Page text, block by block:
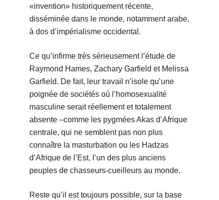
«invention» historiquement récente,
disséminée dans le monde, notamment arabe,
à dos d’impérialisme occidental.
Ce qu’infirme très sérieusement l’étude de
Raymond Hames, Zachary Garfield et Melissa
Garfield. De fait, leur travail n’isole qu’une
poignée de sociétés où l’homosexualité
masculine serait réellement et totalement
absente –comme les pygmées Akas d’Afrique
centrale, qui ne semblent pas non plus
connaître la masturbation ou les Hadzas
d’Afrique de l’Est, l’un des plus anciens
peuples de chasseurs-cueilleurs au monde.
Reste qu’il est toujours possible, sur la base